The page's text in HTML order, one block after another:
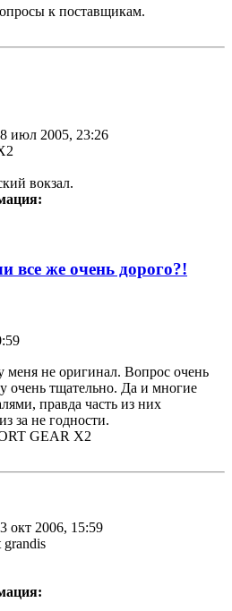
к поставщикам.
июл 2005, 23:26
вокзал.
все же очень дорого?!
меня не оригинал. Вопрос очень
тщательно. Да и многие
правда часть из них
за не годности.
GEAR X2
окт 2006, 15:59
grandis